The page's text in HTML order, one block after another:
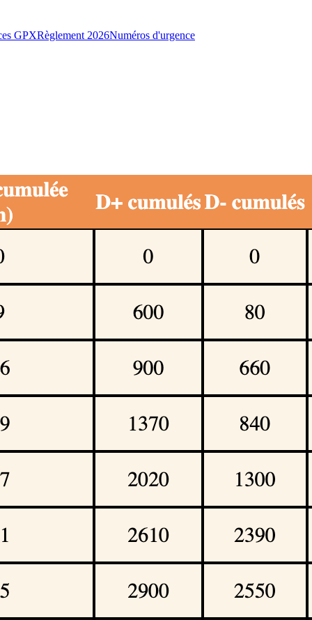
GPXRèglement 2026Numéros d'urgence